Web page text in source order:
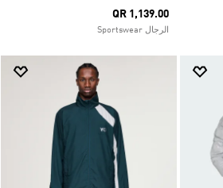
QR 1,139.00
الرجال Sportswear